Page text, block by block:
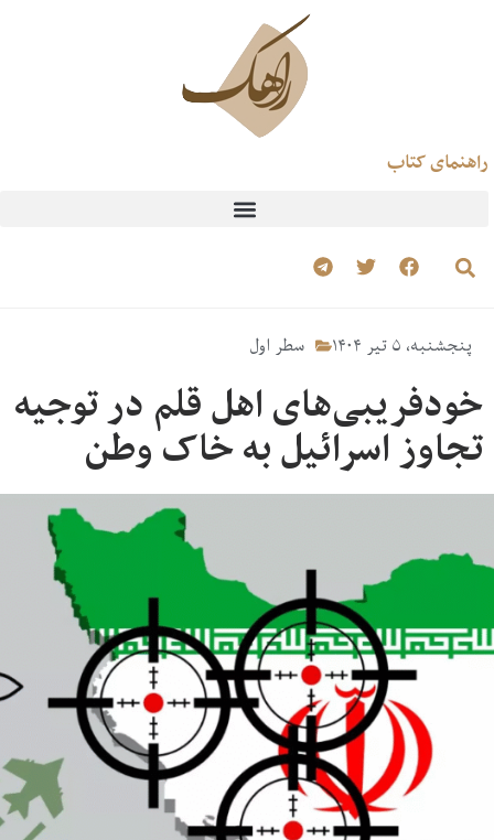
راهنمای کتاب
پنجشنبه، ۵ تیر ۱۴۰۴ سطر اول
خودفریبی‌های اهل قلم در توجیه
تجاوز اسرائیل به خاک وطن